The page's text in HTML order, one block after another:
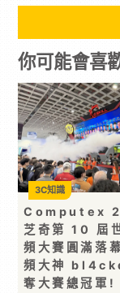
你可能會喜
Computex
芝奇第 10 屆
頻大賽圓滿落
頻大神
奪大賽總冠軍!
3C知識